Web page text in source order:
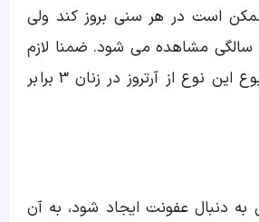
ممکن است در هر سنی بروز کند ولی
اغلب بین 40 تا 60 سالگی مشاهده می شود. ضمنا لازم
به ذکر است که شیوع این نوع از آرتروز در زنان 3 برابر
دنبال عفونت ایجاد شود، به آن